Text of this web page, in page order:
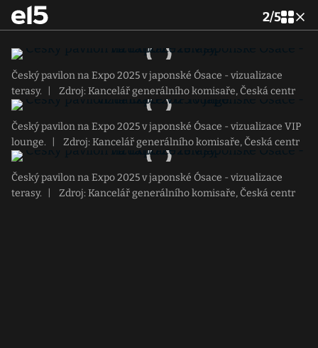
2/5
Český pavilon na Expo 2025 v japonské Ósace - vizualizace
terasy.
Zdroj: Kancelář generálního komisaře, Česká centr
Český pavilon na Expo 2025 v japonské Ósace - vizualizace VIP
lounge.
Zdroj: Kancelář generálního komisaře, Česká centr
Český pavilon na Expo 2025 v japonské Ósace - vizualizace
terasy.
Zdroj: Kancelář generálního komisaře, Česká centr